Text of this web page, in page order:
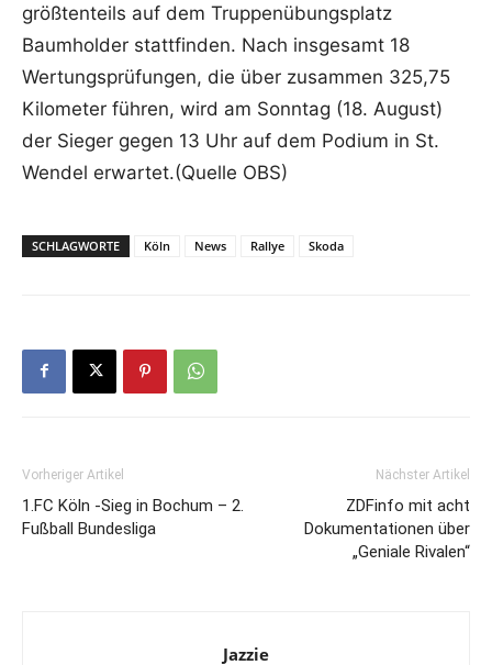
größtenteils auf dem Truppenübungsplatz
Baumholder stattfinden. Nach insgesamt 18
Wertungsprüfungen, die über zusammen 325,75
Kilometer führen, wird am Sonntag (18. August)
der Sieger gegen 13 Uhr auf dem Podium in St.
Wendel erwartet.(Quelle OBS)
SCHLAGWORTE Köln News Rallye Skoda
Vorheriger Artikel
1.FC Köln -Sieg in Bochum – 2.
Fußball Bundesliga
Nächster Artikel
ZDFinfo mit acht
Dokumentationen über
„Geniale Rivalen“
Jazzie